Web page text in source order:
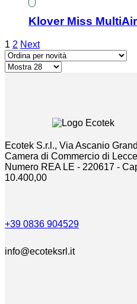
Klover Miss
1 2 Next
Ecotek S.r.l., Via Ascanio
Camera di Commercio di
Numero REA LE - 220617 -
10.400,00
+39 0836 904529
info@ecoteksrl.it